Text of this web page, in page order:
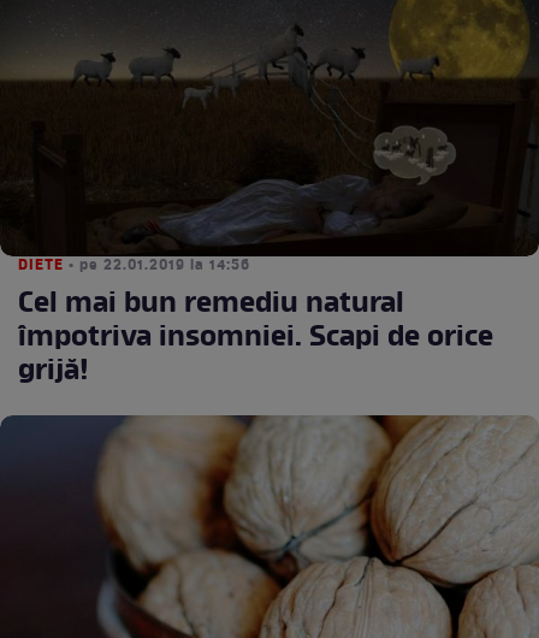
DIETE • pe 22.01.2019 la 14:56
Cel mai bun remediu natural
împotriva insomniei. Scapi de orice
grijă!